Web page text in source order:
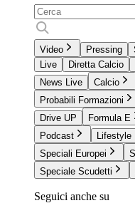
Video Pressing
Live
Diretta Calcio
News Live
Calcio
Probabili Formazioni
Drive UP
Formula E
Podcast
Lifestyle
Speciali Europei
Speciale Scudetti
Seguici anche su